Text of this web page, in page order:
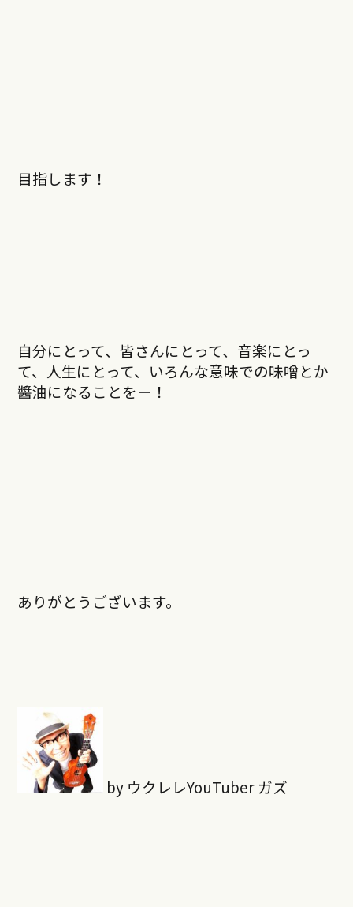
目指します！
自分にとって、皆さんにとって、音楽にとっ
て、人生にとって、いろんな意味での味噌とか
醬油になることをー！
ありがとうございます。
by ウクレレYouTuber ガズ